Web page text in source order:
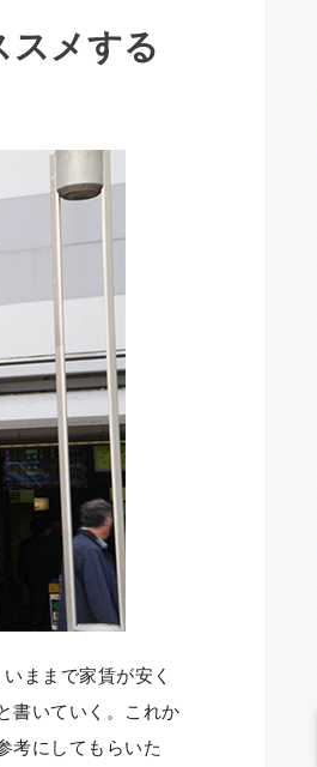
メする
ままで家賃が安く
書いていく。これか
考にしてもらいた